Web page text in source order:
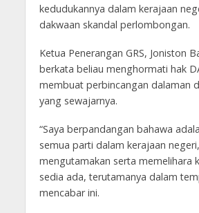
kedudukannya dalam kerajaan
dakwaan skandal perlombongan.
Ketua Penerangan GRS, Joniston
berkata beliau menghormati hak
membuat perbincangan dalaman
yang sewajarnya.
“Saya berpandangan bahawa
semua parti dalam kerajaan
mengutamakan serta memelihara
sedia ada, terutamanya dalam
mencabar ini.